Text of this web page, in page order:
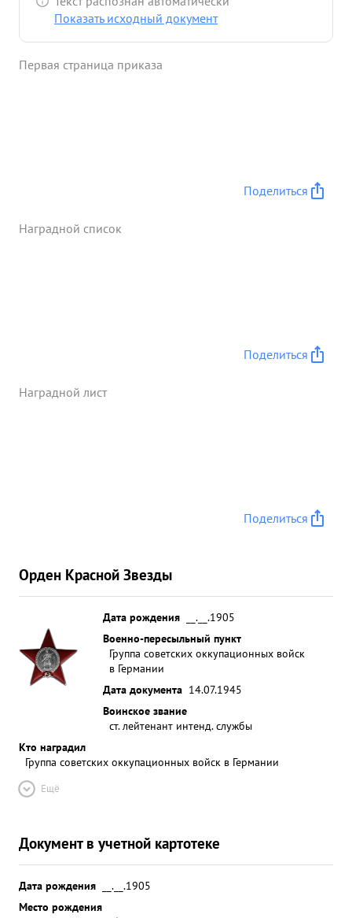
Показать исходный документ
Первая страница приказа
Поделиться
Наградной список
Поделиться
Наградной лист
Поделиться
Орден Красной Звезды
Дата рождения
__.__.1905
Военно-пересыльный пункт
Группа советских оккупационных войск
в Германии
Дата документа 14.07.1945
Воинское звание
ст. лейтенант интенд. службы
Кто наградил
Группа советских оккупационных войск в Германии
Ещё
Документ в учетной картотеке
Дата рождения
__.__.1905
Место рождения